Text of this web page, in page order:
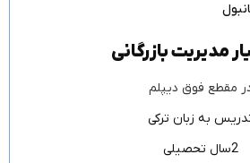
مدیریت بازرگانی
مقطع فوق دیپلم
به زبان ترکی
2سال تحصیلی